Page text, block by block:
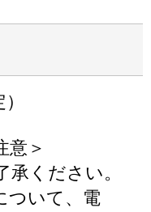
意＞
ください。
ついて、電